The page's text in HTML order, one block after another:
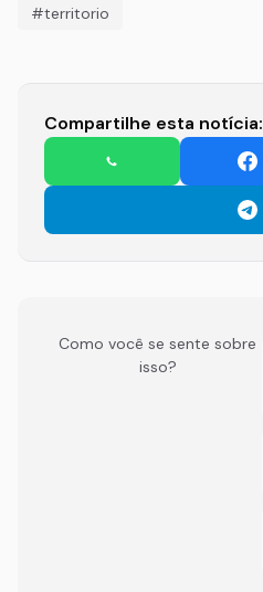
#territorio
Compartilhe esta notícia:
Como você se sente sobre
isso?